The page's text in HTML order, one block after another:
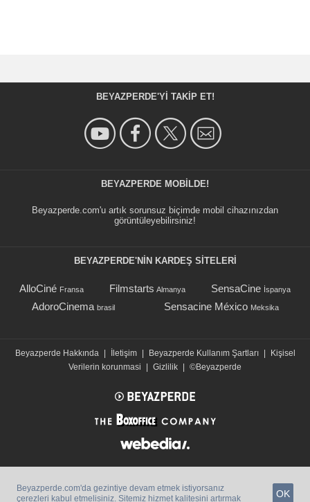
BEYAZPERDE'YI TAKIP ET!
BEYAZPERDE MOBILDE!
Beyazperde.com'u artık sorunsuz biçimde mobil cihazınızdan
görüntüleyebilirsiniz!
BEYAZPERDE'NIN KARDEŞ SİTELERİ
AlloCiné Fransa Filmstarts Almanya SensaCine İspanya
AdoroCinema brasil Sensacine México Meksika
Beyazperde Hakkında İletişim Beyazperde Kullanım Şartları
Kişisel
Verilerin korunmasi
Gizlilik ©Beyazperde
Beyazperde.com'da gezintiye devam etmek istiyorsanız
çerezleri kabul etmelisiniz. Sitemiz hizmet kalitesini artırmak
OK